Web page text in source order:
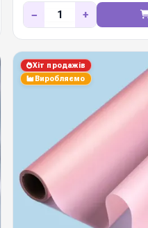
− +
Хіт продажів
Виробляємо